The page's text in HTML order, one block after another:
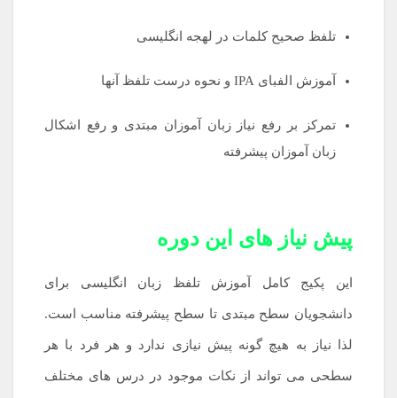
تلفظ صحیح کلمات در لهجه انگلیسی
آموزش الفبای IPA و نحوه درست تلفظ آنها
تمرکز بر رفع نیاز زبان آموزان مبتدی و رفع اشکال
زبان آموزان پیشرفته
پیش نیاز های این دوره
این پکیج کامل آموزش تلفظ زبان انگلیسی برای
دانشجویان سطح مبتدی تا سطح پیشرفته مناسب است.
لذا نیاز به هیچ گونه پیش نیازی ندارد و هر فرد با هر
سطحی می تواند از نکات موجود در درس های مختلف